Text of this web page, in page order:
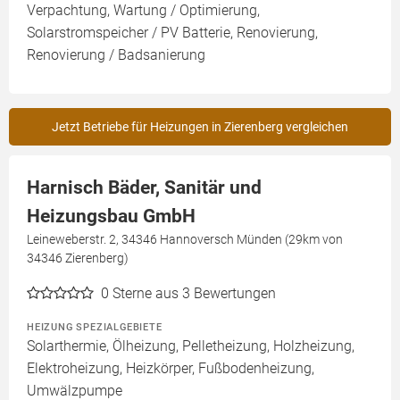
Verpachtung, Wartung / Optimierung,
Solarstromspeicher / PV Batterie, Renovierung,
Renovierung / Badsanierung
Jetzt Betriebe für Heizungen in Zierenberg vergleichen
Harnisch Bäder, Sanitär und
Heizungsbau GmbH
Leineweberstr. 2, 34346 Hannoversch Münden (29km von
34346 Zierenberg)
0 Sterne aus 3 Bewertungen
HEIZUNG SPEZIALGEBIETE
Solarthermie, Ölheizung, Pelletheizung, Holzheizung,
Elektroheizung, Heizkörper, Fußbodenheizung,
Umwälzpumpe